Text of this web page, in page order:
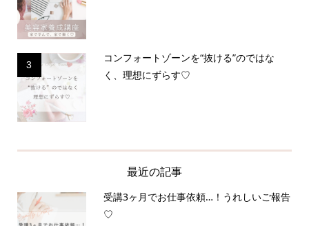
3
コンフォートゾーンを“抜ける”のではな
く、理想にずらす♡
最近の記事
受講3ヶ月でお仕事依頼…！うれしいご報告
♡